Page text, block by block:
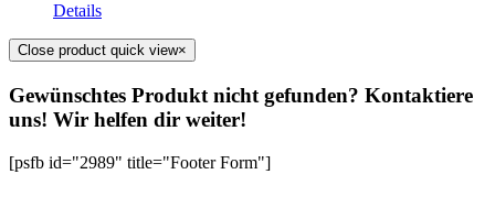
Details
Close product quick view×
Gewünschtes Produkt nicht gefunden? Kontaktiere
uns! Wir helfen dir weiter!
[psfb id="2989" title="Footer Form"]